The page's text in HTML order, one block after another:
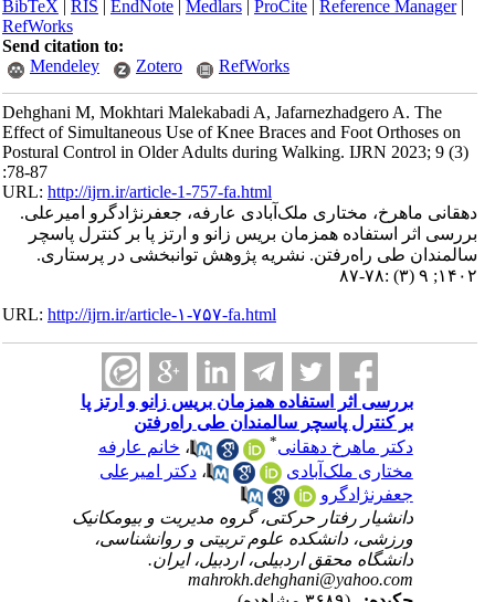
BibTeX|RIS|EndNote|Medlars|ProCite|Reference Manager
RefWorks
Send citation to:
Mendeley
Zotero RefWorks
Dehghani M, Mokhtari Malekabadi A, Jafarnezhadgero A. The
Effect of Simultaneous Use of Knee Braces and Foot Orthoses on
Postural Control in Older Adults during Walking. IJRN 2023; 9 (3)
:78-87
URL:http://ijrn.ir/article-1-757-fa.html
دهقانی ماهرخ، مختاری ملک‌آبادی عارفه، جعفرنژادگرو امیرعلی.
بررسی اثر استفاده همزمان بریس زانو و ارتز پا بر کنترل پاسچر
سالمندان طی راه‌رفتن. نشریه پژوهش توانبخشی در پرستاری.
۱۴۰۲; ۹ (۳) :۷۸-۸۷
URL:http://ijrn.ir/article-۱-۷۵۷-fa.html
بررسی اثر استفاده همزمان بریس زانو و ارتز پا
بر کنترل پاسچر سالمندان طی راه‌رفتن
دکتر ماهرخ دهقانی
،خانم عارفه
مختاری ملک‌آبادی
،دکتر امیرعلی
جعفرنژادگرو
دانشیار رفتار حرکتی، گروه مدیریت و بیومکانیک
ورزشی، دانشکده علوم تربیتی و روانشناسی،
دانشگاه محقق اردبیلی، اردبیل، ایران.
mahrokh.dehghani@yahoo.com